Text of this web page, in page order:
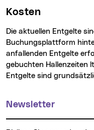
Kosten
Die aktuellen Entgelte
Buchungsplattform
anfallenden Entgelte
gebuchten Hallenzeiten
Entgelte sind
Newsletter